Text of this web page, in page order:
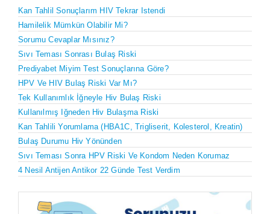
Kan Tahlil Sonuçlarım HIV Tekrar Istendi
Hamilelik Mümkün Olabilir Mi?
Sorumu Cevaplar Mısınız?
Sıvı Teması Sonrası Bulaş Riski
Prediyabet Miyim Test Sonuçlarına Göre?
HPV Ve HIV Bulaş Riski Var Mı?
Tek Kullanımlık İğneyle Hiv Bulaş Riski
Kullanılmış Iğneden Hiv Bulaşma Riski
Kan Tahlili Yorumlama (HBA1C, Trigliserit, Kolesterol, Kreatin)
Bulaş Durumu Hiv Yönünden
Sıvı Teması Sonra HPV Riski Ve Kondom Neden Korumaz
4 Nesil Antijen Antikor 22 Günde Test Verdim